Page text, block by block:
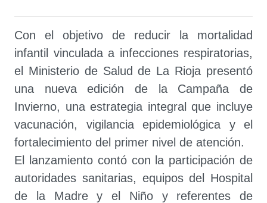
Con el objetivo de reducir la mortalidad
infantil vinculada a infecciones respiratorias,
el Ministerio de Salud de La Rioja presentó
una nueva edición de la Campaña de
Invierno, una estrategia integral que incluye
vacunación, vigilancia epidemiológica y el
fortalecimiento del primer nivel de atención.
El lanzamiento contó con la participación de
autoridades sanitarias, equipos del Hospital
de la Madre y el Niño y referentes de